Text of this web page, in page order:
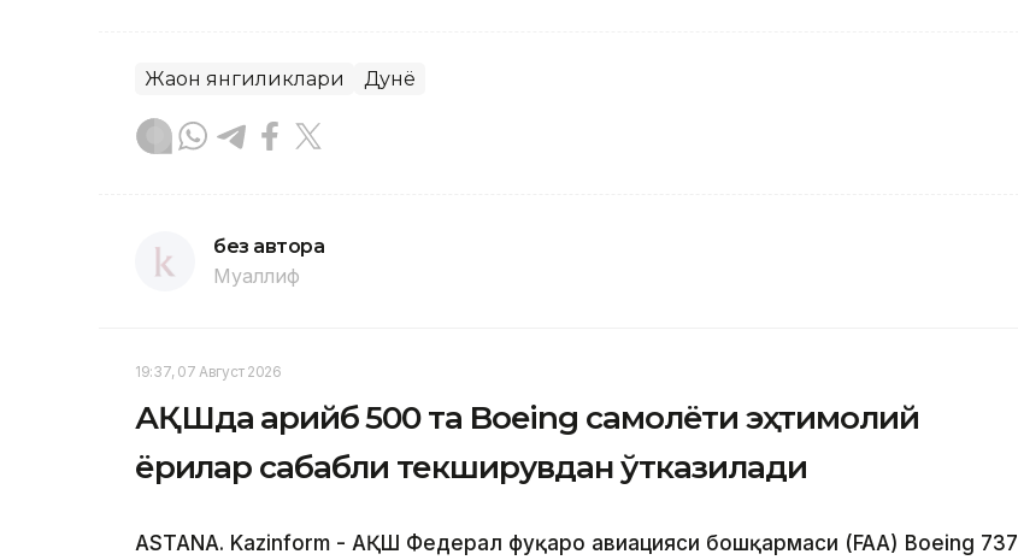
Жаҳон янгиликлари Дунё
без автора
Муаллиф
19:37, 07 Август 2026
АҚШда қарийб 500 та Boeing самолёти эҳтимолий
ёриқлар сабабли текширувдан ўтказилади
ASTANA. Kazinform - АҚШ Федерал фуқаро авиацияси бошқармаси (FAA) Boeing 737